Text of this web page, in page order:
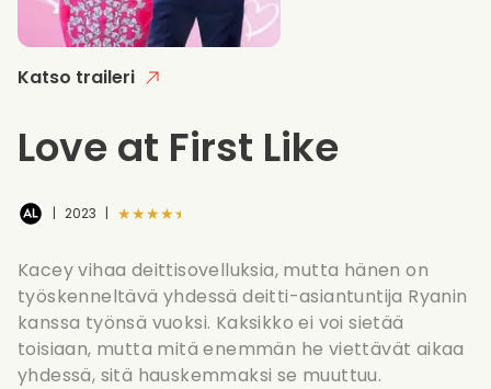
Katso traileri
Love at First Like
| 2023 | ★★★★★
Kacey vihaa deittisovelluksia, mutta hänen on
työskenneltävä yhdessä deitti-asiantuntija Ryanin
kanssa työnsä vuoksi. Kaksikko ei voi sietää
toisiaan, mutta mitä enemmän he viettävät aikaa
yhdessä, sitä hauskemmaksi se muuttuu.